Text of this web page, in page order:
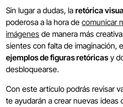
Sin lugar a dudas, la retórica
poderosa a la hora de comunicar
imágenes de manera más
sientes con falta de imaginación,
ejemplos de figuras retóricas y
desbloquearse.
Con este artículo podrás revisar
te ayudarán a crear nuevas